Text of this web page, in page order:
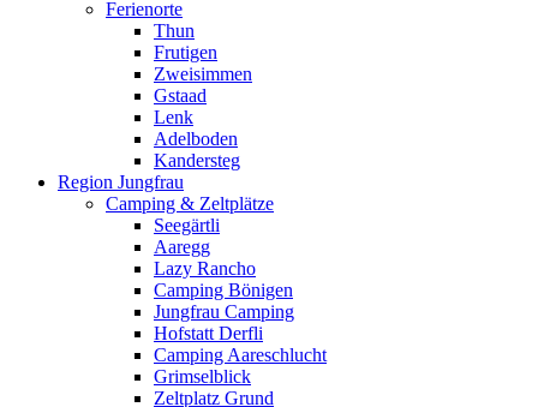
Ferienorte
Thun
Frutigen
Zweisimmen
Gstaad
Lenk
Adelboden
Kandersteg
Region Jungfrau
Camping & Zeltplätze
Seegärtli
Aaregg
Lazy Rancho
Camping Bönigen
Jungfrau Camping
Hofstatt Derfli
Camping Aareschlucht
Grimselblick
Zeltplatz Grund